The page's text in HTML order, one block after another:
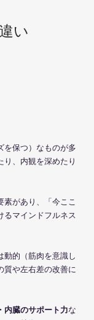
い
を保つ）なものが多
り、内観を深めたり
素があり、「今ここ
るマインドフルネス
動的（筋肉を意識し
質や左右差の改善に
内臓のサポート力な